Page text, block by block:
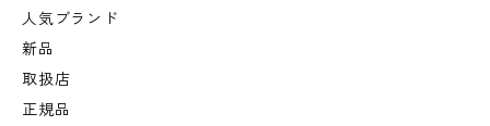
人気ブランド
新品
取扱店
正規品